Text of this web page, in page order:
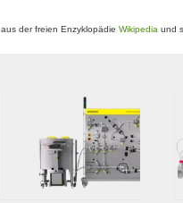
aus der freien Enzyklopädie Wikipedia und